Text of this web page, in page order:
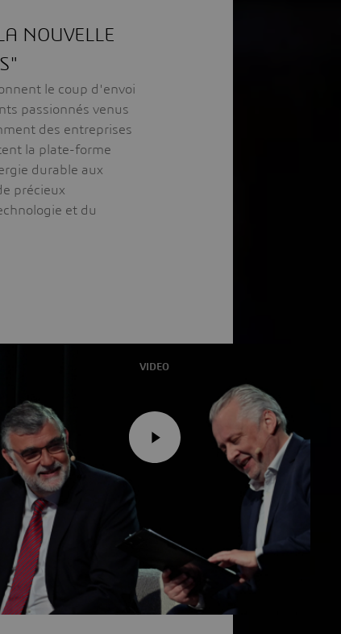
NOUVELLE
le coup d'envoi
passionnés venus
des entreprises
la plate-forme
durable aux
précieux
et du
VIDEO